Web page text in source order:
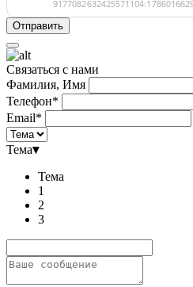
Связаться с нами
Фамилия, Имя
Телефон*
Email*
Тема▾
Тема
1
2
3